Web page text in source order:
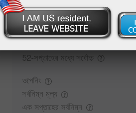
ক্লোজিং
সর্বোচ্চমূল্য
52-সপ্তাহের মধ্যে সর্বোচ্চ
ওপেনিং
সর্বনিম্ন মূল্য
এক সপ্তাহের সর্বনিম্ন